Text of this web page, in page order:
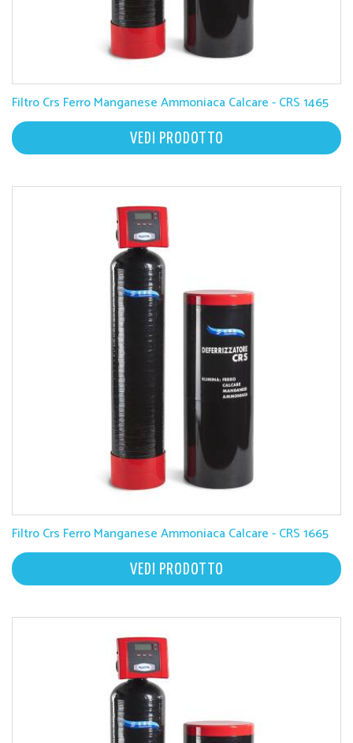
Filtro Crs Ferro Manganese Ammoniaca Calcare - CRS 1465
VEDI PRODOTTO
Filtro Crs Ferro Manganese Ammoniaca Calcare - CRS 1665
VEDI PRODOTTO